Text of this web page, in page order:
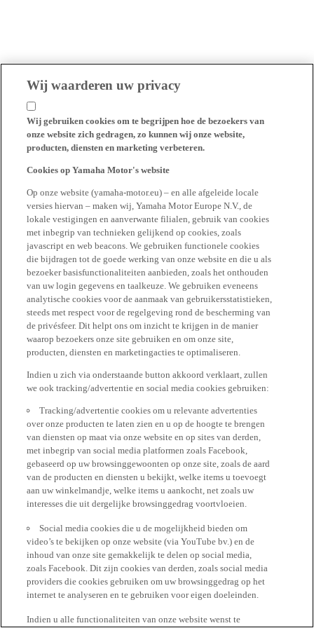
Wij waarderen uw privacy
Wij gebruiken cookies om te begrijpen hoe de bezoekers van
onze website zich gedragen, zo kunnen wij onze website,
producten, diensten en marketing verbeteren.
Cookies op Yamaha Motor's website
Op onze website (yamaha-motor.eu) – en alle afgeleide locale
versies hiervan – maken wij, Yamaha Motor Europe N.V., de
lokale vestigingen en aanverwante filialen, gebruik van cookies
met inbegrip van technieken gelijkend op cookies, zoals
javascript en web beacons. We gebruiken functionele cookies
die bijdragen tot de goede werking van onze website en die u als
bezoeker basisfunctionaliteiten aanbieden, zoals het onthouden
van uw login gegevens en taalkeuze. We gebruiken eveneens
analytische cookies voor de aanmaak van gebruikersstatistieken,
steeds met respect voor de regelgeving rond de bescherming van
de privésfeer. Dit helpt ons om inzicht te krijgen in de manier
waarop bezoekers onze site gebruiken en om onze site,
producten, diensten en marketingacties te optimaliseren.
Indien u zich via onderstaande button akkoord verklaart, zullen
we ook tracking/advertentie en social media cookies gebruiken:
Tracking/advertentie cookies om u relevante advertenties
over onze producten te laten zien en u op de hoogte te brengen
van diensten op maat via onze website en op sites van derden,
met inbegrip van social media platformen zoals Facebook,
gebaseerd op uw browsinggewoonten op onze site, zoals de aard
van de producten en diensten u bekijkt, welke items u toevoegt
aan uw winkelmandje, welke items u aankocht, net zoals uw
interesses die uit dergelijke browsinggedrag voortvloeien.
Social media cookies die u de mogelijkheid bieden om
video’s te bekijken op onze website (via YouTube bv.) en de
inhoud van onze site gemakkelijk te delen op social media,
zoals Facebook. Dit zijn cookies van derden, zoals social media
providers die cookies gebruiken om uw browsinggedrag op het
internet te analyseren en te gebruiken voor eigen doeleinden.
Indien u alle functionaliteiten van onze website wenst te